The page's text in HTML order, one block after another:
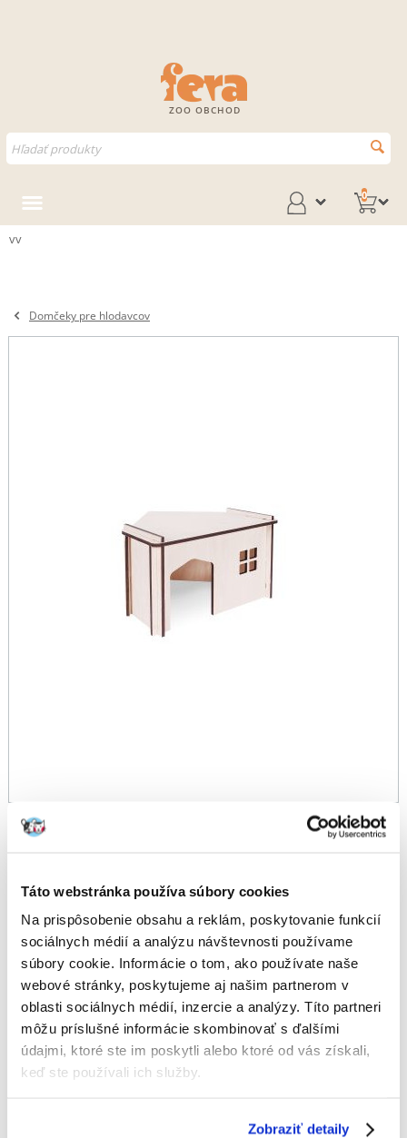
Táto webstránka používa súbory cookies
Na prispôsobenie obsahu a reklám, poskytovanie funkcií
sociálnych médií a analýzu návštevnosti používame
súbory cookie. Informácie o tom, ako používate naše
webové stránky, poskytujeme aj našim partnerom v
oblasti sociálnych médií, inzercie a analýzy. Títo partneri
môžu príslušné informácie skombinovať s ďalšími
údajmi, ktoré ste im poskytli alebo ktoré od vás získali,
keď ste používali ich služby.
Zobraziť detaily
ZOO OBCHOD
0
vv
Domčeky pre hlodavcov
PET INN Sklopný drevený domček rohový 2
Výrobca: PET INN KÓD:42730
Napísať recenziu
€8.11
ODOSIELAME DO 48HODÍN
Fotky našich zákazníkovPozri ďalšie fotografie